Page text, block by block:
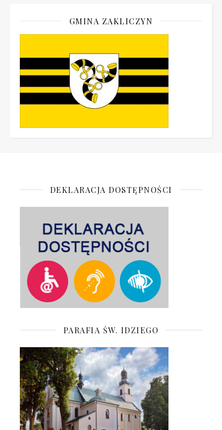
GMINA ZAKLICZYN
DEKLARACJA DOSTĘPNOŚCI
PARAFIA ŚW. IDZIEGO